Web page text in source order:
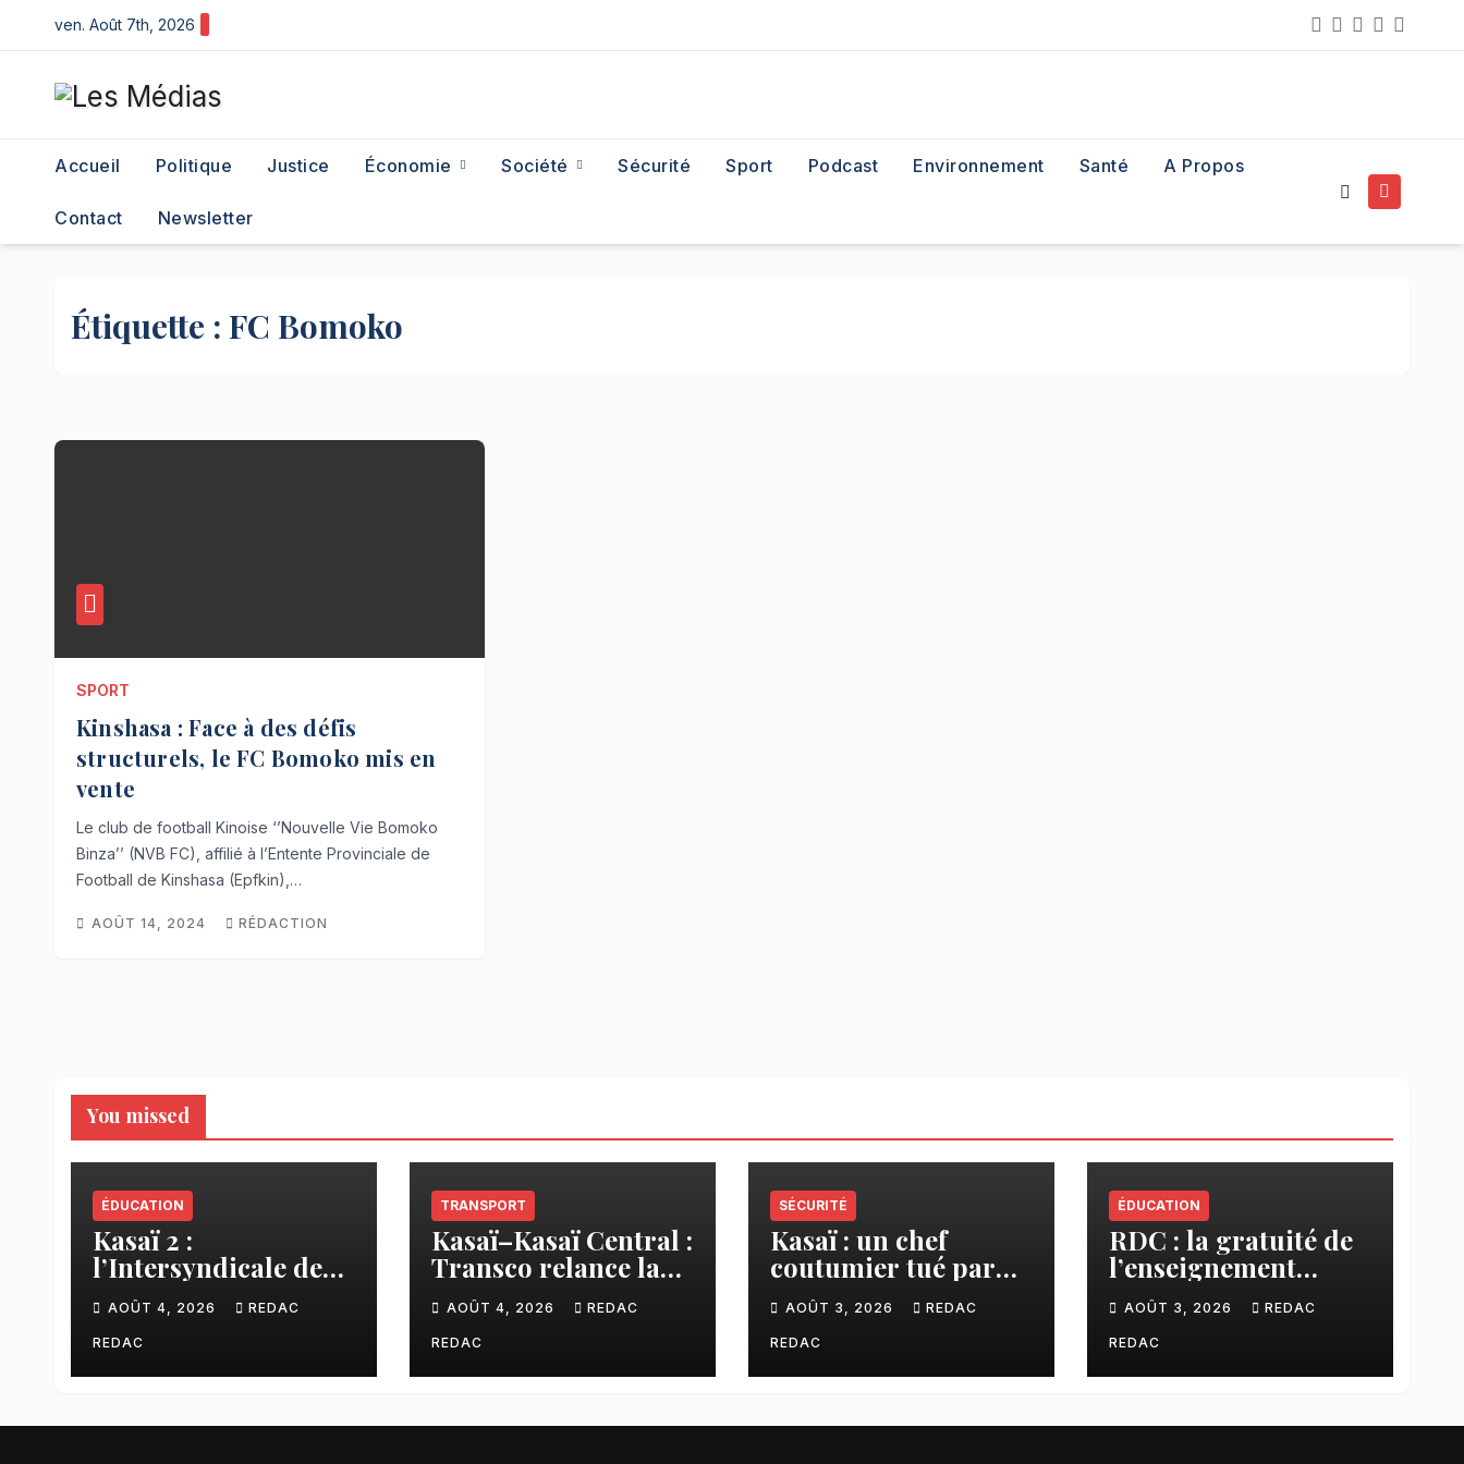
to
content
ven. Août 7th, 2026
Accueil Politique Justice Économie Société Sécurité Sport Podcast Environnement Santé A Propos
Contact Newsletter
Étiquette : FC Bomoko
SPORT
Kinshasa : Face à des défis
structurels, le FC Bomoko mis en
vente
Le club de football Kinoise ‘’Nouvelle Vie Bomoko
Binza’’ (NVB FC), affilié à l’Entente Provinciale de
Football de Kinshasa (Epfkin),…
AOÛT 14, 2024 RÉDACTION
You missed
ÉDUCATION
Kasaï 2 :
l’Intersyndicale des
enseignants dénonce
une contribution
financière imposée
aux écoles de la
AOÛT 4, 2026 REDAC
REDAC
TRANSPORT
Kasaï–Kasaï Central :
Transco relance la
liaison Tshikapa–
Tshiamu pour
faciliter les échanges
AOÛT 4, 2026 REDAC
REDAC
SÉCURITÉ
Kasaï : un chef
coutumier tué par
balle par un policier
à Kamuesha, la
tension monte
AOÛT 3, 2026 REDAC
REDAC
ÉDUCATION
RDC : la gratuité de
l’enseignement
primaire, vision
phare du Président
Félix Tshisekedi
réaffirmée par une
Secrétaire général
AOÛT 3, 2026 REDAC
REDAC